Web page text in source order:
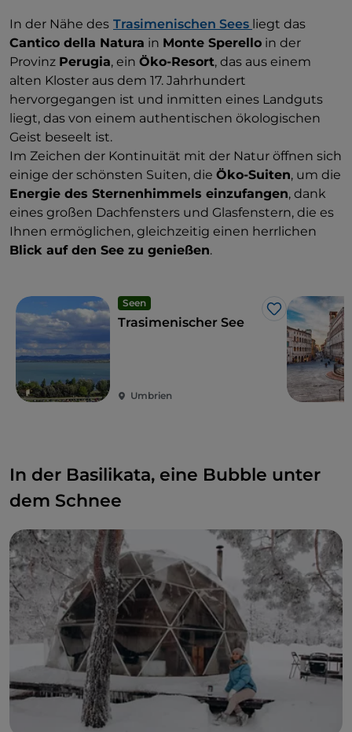
In der Nähe des Trasimenischen Sees liegt das
Cantico della Natura in Monte Sperello in der
Provinz Perugia, ein Öko-Resort, das aus einem
alten Kloster aus dem 17. Jahrhundert
hervorgegangen ist und inmitten eines Landguts
liegt, das von einem authentischen ökologischen
Geist beseelt ist.
Im Zeichen der Kontinuität mit der Natur öffnen sich
einige der schönsten Suiten, die Öko-Suiten, um die
Energie des Sternenhimmels einzufangen, dank
eines großen Dachfensters und Glasfenstern, die es
Ihnen ermöglichen, gleichzeitig einen herrlichen
Blick auf den See zu genießen.
Seen
Like
Trasimenischer See
Umbrien
In der Basilikata, eine Bubble unter
dem Schnee